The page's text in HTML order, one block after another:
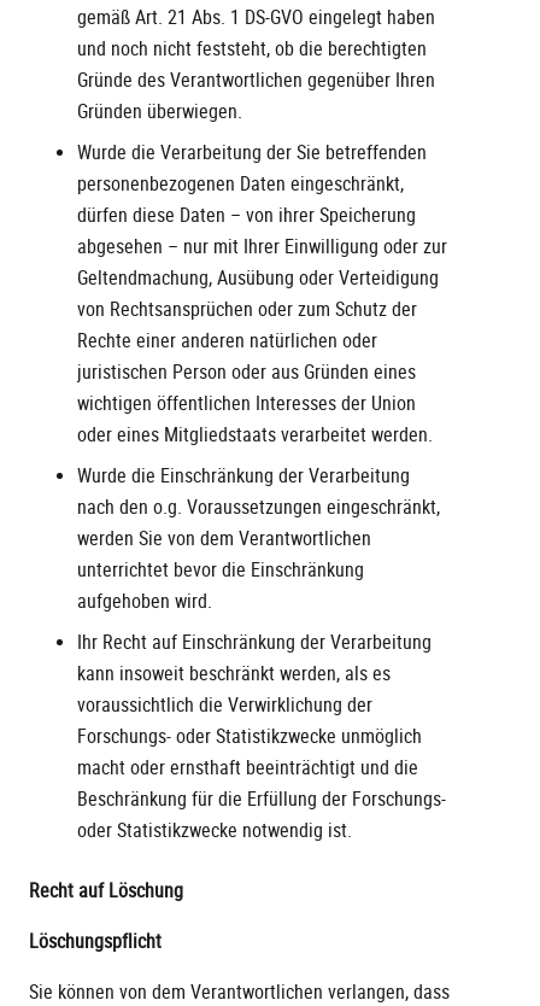
gemäß Art. 21 Abs. 1 DS-GVO eingelegt haben
und noch nicht feststeht, ob die berechtigten
Gründe des Verantwortlichen gegenüber Ihren
Gründen überwiegen.
Wurde die Verarbeitung der Sie betreffenden
personenbezogenen Daten eingeschränkt,
dürfen diese Daten – von ihrer Speicherung
abgesehen – nur mit Ihrer Einwilligung oder zur
Geltendmachung, Ausübung oder Verteidigung
von Rechtsansprüchen oder zum Schutz der
Rechte einer anderen natürlichen oder
juristischen Person oder aus Gründen eines
wichtigen öffentlichen Interesses der Union
oder eines Mitgliedstaats verarbeitet werden.
Wurde die Einschränkung der Verarbeitung
nach den o.g. Voraussetzungen eingeschränkt,
werden Sie von dem Verantwortlichen
unterrichtet bevor die Einschränkung
aufgehoben wird.
Ihr Recht auf Einschränkung der Verarbeitung
kann insoweit beschränkt werden, als es
voraussichtlich die Verwirklichung der
Forschungs- oder Statistikzwecke unmöglich
macht oder ernsthaft beeinträchtigt und die
Beschränkung für die Erfüllung der Forschungs-
oder Statistikzwecke notwendig ist.
Recht auf Löschung
Löschungspflicht
Sie können von dem Verantwortlichen verlangen, dass